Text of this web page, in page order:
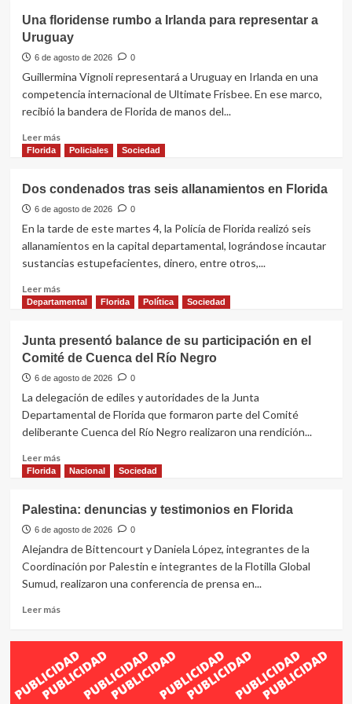
Amplio
y
Enciso
avanzan
la
instrumentación
fideicomiso
Una floridense rumbo a Irlanda para representar a
Uruguay
6 de agosto de 2026 0
Guillermina Vignoli representará a Uruguay en Irlanda en una
competencia internacional de Ultimate Frisbee. En ese marco,
recibió la bandera de Florida de manos del...
Leer másLeer
más
floridense
rumbo
a
Irlanda
representar
Uruguay
Florida Policiales Sociedad
Dos condenados tras seis allanamientos en Florida
6 de agosto de 2026 0
En la tarde de este martes 4, la Policía de Florida realizó seis
allanamientos en la capital departamental, lográndose incautar
sustancias estupefacientes, dinero, entre otros,...
Leer másLeer
más
condenados
tras
seis
allanamientos
en
Florida
Departamental Florida Política Sociedad
Junta presentó balance de su participación en el
Comité de Cuenca del Río Negro
6 de agosto de 2026 0
La delegación de ediles y autoridades de la Junta
Departamental de Florida que formaron parte del Comité
deliberante Cuenca del Río Negro realizaron una rendición...
Leer másLeer
más
presentó
balance
de
participación
en
Cuenca
del
Río
Negro
Florida Nacional Sociedad
Palestina: denuncias y testimonios en Florida
6 de agosto de 2026 0
Alejandra de Bittencourt y Daniela López, integrantes de la
Coordinación por Palestin e integrantes de la Flotilla Global
Sumud, realizaron una conferencia de prensa en...
Leer másLeer
Palestina:
denuncias
y
testimonios